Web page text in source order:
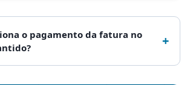
o pagamento da fatura no
+